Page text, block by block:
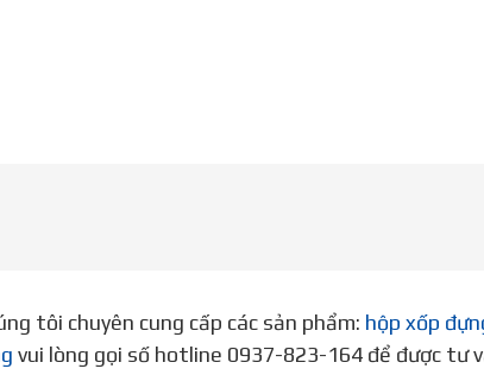
tôi chuyên cung cấp các sản phẩm: hộp xốp
vui lòng gọi số hotline 0937-823-164 để được tư